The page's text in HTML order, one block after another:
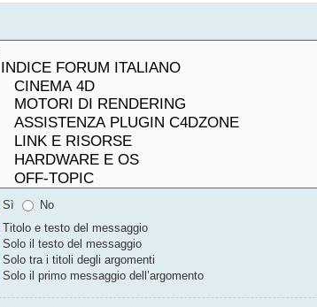
Sì
No
Titolo e testo del messaggio
Solo il testo del messaggio
Solo tra i titoli degli argomenti
Solo il primo messaggio dell’argomento